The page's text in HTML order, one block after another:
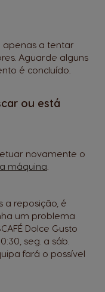
apenas a tentar
Aguarde alguns
é concluído.
ou está
novamente o
máquina
a reposição, é
um problema
Dolce Gusto
seg. a sáb.
fará o possível